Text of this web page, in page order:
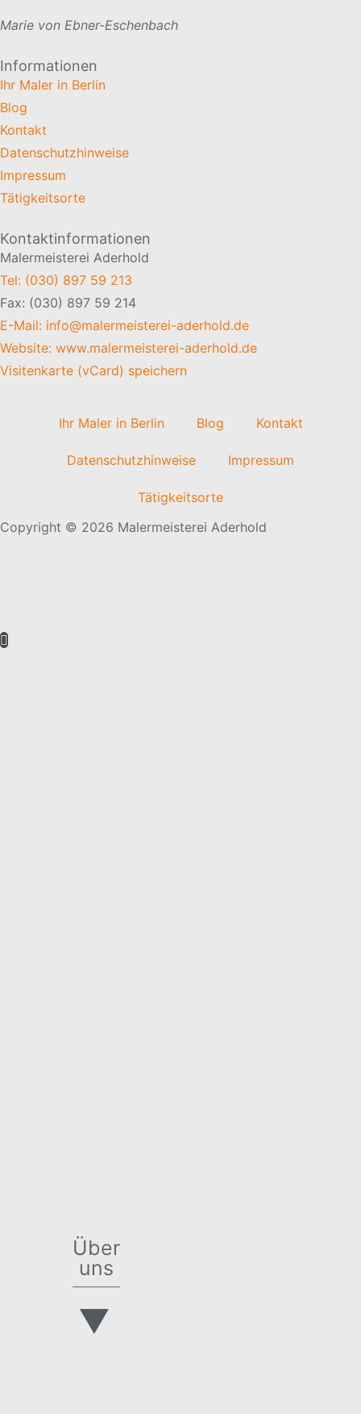
Marie von Ebner-Eschenbach
Informationen
Ihr Maler in Berlin
Blog
Kontakt
Datenschutzhinweise
Impressum
Tätigkeitsorte
Kontaktinformationen
Malermeisterei Aderhold
Tel: (030) 897 59 213
Fax: (030) 897 59 214
E-Mail: info@malermeisterei-aderhold.de
Website: www.malermeisterei-aderhold.de
Visitenkarte (vCard) speichern
Ihr Maler in Berlin Blog Kontakt
Datenschutzhinweise Impressum
Tätigkeitsorte
Copyright © 2026 Malermeisterei Aderhold
Über
uns
▼